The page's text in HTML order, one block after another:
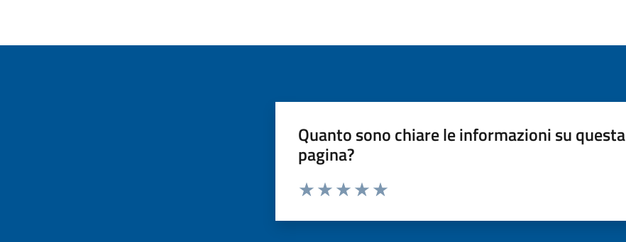
Quanto sono chiare le informazioni su questa
pagina?
Valuta da 1 a 5 stelle la pagina